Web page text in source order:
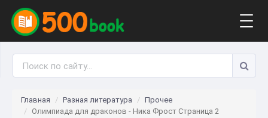
Главная Разная литература
Прочее
Олимпиада для драконов - Ника Фрост Страница 2